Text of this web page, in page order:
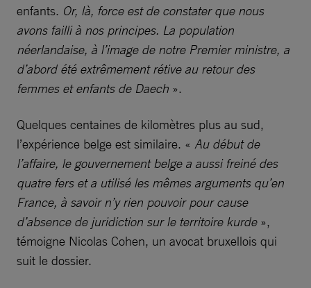
enfants. Or, là, force est de constater que nous
avons failli à nos principes. La population
néerlandaise, à l’image de notre Premier ministre, a
d’abord été extrêmement rétive au retour des
femmes et enfants de Daech ».
Quelques centaines de kilomètres plus au sud,
l’expérience belge est similaire. « Au début de
l’affaire, le gouvernement belge a aussi freiné des
quatre fers et a utilisé les mêmes arguments qu’en
France, à savoir n’y rien pouvoir pour cause
d’absence de juridiction sur le territoire kurde »,
témoigne Nicolas Cohen, un avocat bruxellois qui
suit le dossier.